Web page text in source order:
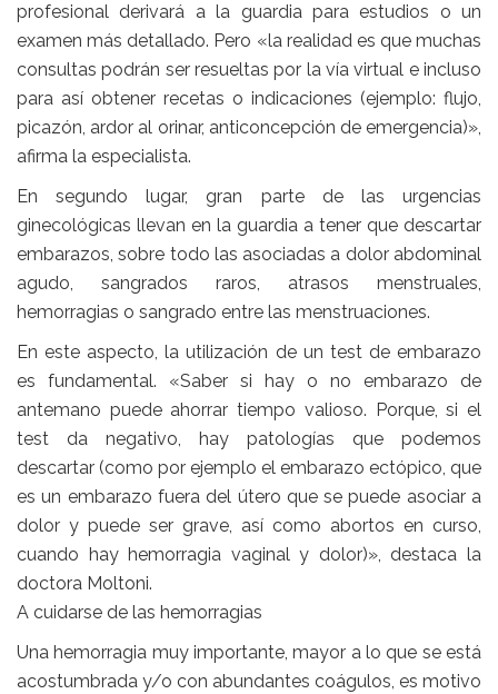
profesional derivará a la guardia para estudios o un
examen más detallado. Pero «la realidad es que muchas
consultas podrán ser resueltas por la vía virtual e incluso
para así obtener recetas o indicaciones (ejemplo: flujo,
picazón, ardor al orinar, anticoncepción de emergencia)»,
afirma la especialista.
En segundo lugar, gran parte de las urgencias
ginecológicas llevan en la guardia a tener que descartar
embarazos, sobre todo las asociadas a dolor abdominal
agudo, sangrados raros, atrasos menstruales,
hemorragias o sangrado entre las menstruaciones.
En este aspecto, la utilización de un test de embarazo
es fundamental. «Saber si hay o no embarazo de
antemano puede ahorrar tiempo valioso. Porque, si el
test da negativo, hay patologías que podemos
descartar (como por ejemplo el embarazo ectópico, que
es un embarazo fuera del útero que se puede asociar a
dolor y puede ser grave, así como abortos en curso,
cuando hay hemorragia vaginal y dolor)», destaca la
doctora Moltoni.
A cuidarse de las hemorragias
Una hemorragia muy importante, mayor a lo que se está
acostumbrada y/o con abundantes coágulos, es motivo